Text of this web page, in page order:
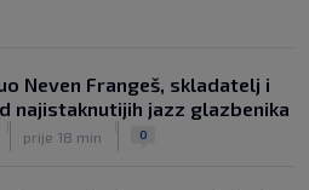
Neven Frangeš, skladatelj i
najistaknutijih jazz glazbenika
prije 18 min 0